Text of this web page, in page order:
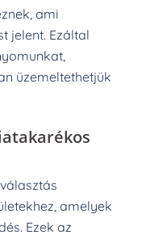
ami
jelent. Ezáltal
üzemeltethetjük
amelyek
Ezek az